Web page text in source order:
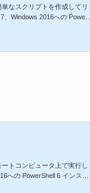
なスクリプトを作成してリ
Windows 2016への PowerS
トコンピュータ上で実行し
への PowerShell 6 インスト